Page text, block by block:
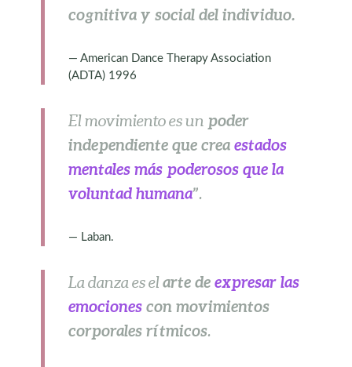
cognitiva y social del individuo.
American Dance Therapy Association
(ADTA) 1996
Elmovimientoesun poder
independiente que crea estados
mentales más poderosos que la
voluntad humana”.
Laban.
La danza es elarte deexpresar las
emociones con movimientos
corporales rítmicos.